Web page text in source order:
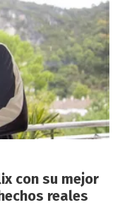
con su mejor
reales